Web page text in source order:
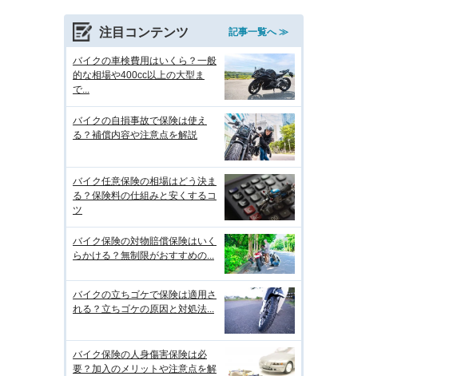
注目コンテンツ 記事一覧へ ≫
バイクの車検費用はいくら？一般
的な相場や400cc以上の大型ま
で...
バイクの自損事故で保険は使え
る？補償内容や注意点を解説
バイク任意保険の相場はどう決ま
る？保険料の仕組みと安くするコ
ツ
バイク保険の対物賠償保険はいく
らかける？無制限がおすすめの...
バイクの立ちゴケで保険は適用さ
れる？立ちゴケの原因と対処法...
バイク保険の人身傷害保険は必
要？加入のメリットや注意点を解